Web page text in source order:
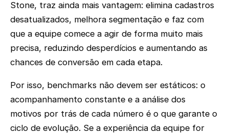
Stone, traz ainda mais vantagem: elimina cadastros
desatualizados, melhora segmentação e faz com
que a equipe comece a agir de forma muito mais
precisa, reduzindo desperdícios e aumentando as
chances de conversão em cada etapa.
Por isso, benchmarks não devem ser estáticos: o
acompanhamento constante e a análise dos
motivos por trás de cada número é o que garante o
ciclo de evolução. Se a experiência da equipe for